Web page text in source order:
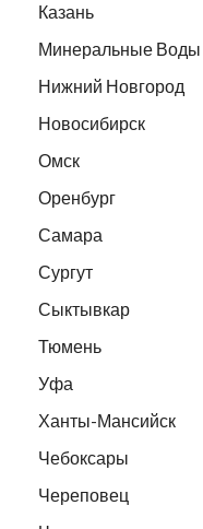
Казань
Минеральные Воды
Нижний Новгород
Новосибирск
Омск
Оренбург
Самара
Сургут
Сыктывкар
Тюмень
Уфа
Ханты-Мансийск
Чебоксары
Череповец